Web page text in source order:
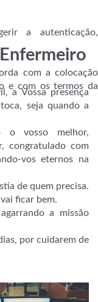
a Vossa presença
seja quando a
o vosso melhor,
congratulado com
vos eternos na
de quem precisa.
ficar bem.
a missão
por cuidarem de
a autenticação,
com a colocação
e com os termos da